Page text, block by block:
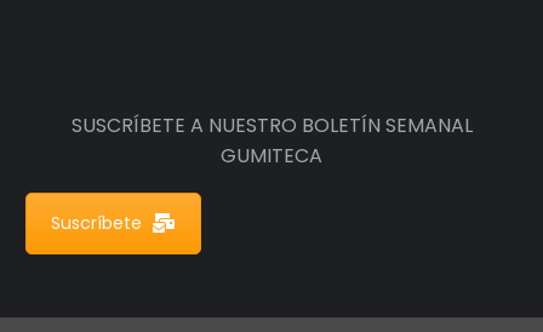
SUSCRÍBETE A NUESTRO BOLETÍN SEMANAL
GUMITECA
Suscríbete